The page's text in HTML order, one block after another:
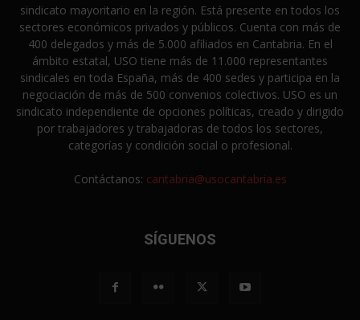
sindicato mayoritario en la región. Está presente en todos los
sectores económicos privados y públicos. Cuenta con más de
400 delegados y más de 5.000 afiliados en Cantabria. En el
ámbito estatal, USO tiene más de 11.000 representantes
sindicales en toda España, más de 400 sedes y participa en la
negociación de más de 500 convenios colectivos. USO es un
sindicato independiente de opciones políticas, creado y dirigido
por trabajadores y trabajadoras de todos los sectores,
categorías y condición social o profesional.
Contáctanos: cantabria@usocantabria.es
SÍGUENOS